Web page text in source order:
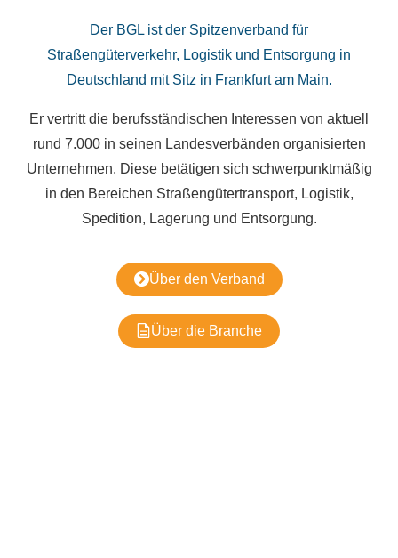
Der BGL ist der Spitzenverband für
Straßengüterverkehr, Logistik und Entsorgung in
Deutschland mit Sitz in Frankfurt am Main.
Er vertritt die berufsständischen Interessen von aktuell
rund 7.000 in seinen Landesverbänden organisierten
Unternehmen. Diese betätigen sich schwerpunktmäßig
in den Bereichen Straßengütertransport, Logistik,
Spedition, Lagerung und Entsorgung.
Über den Verband
Über die Branche